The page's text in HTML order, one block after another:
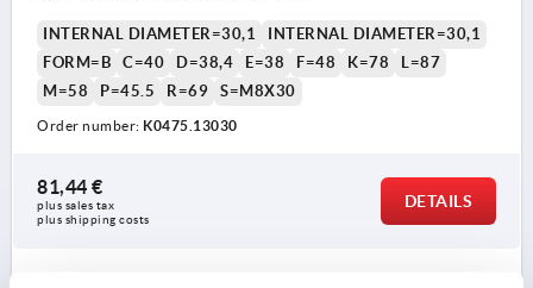
INTERNAL DIAMETER=30,1
INTERNAL DIAMETER=30,1
FORM=B
C=40 D=38,4 E=38 F=48 K=78
L=87
M=58
P=45.5 R=69 S=M8X30
Order number: K0475.13030
81,44 €
plus sales tax
plus shipping costs
DETAILS